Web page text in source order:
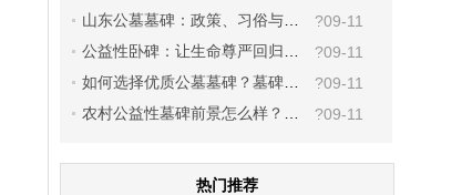
?09-11
山东公墓墓碑：政策、习俗与产业协同发展
?09-11
公益性卧碑：让生命尊严回归质朴
?09-11
如何选择优质公墓墓碑？墓碑网为您提供一站式解决方案
?09-11
农村公益性墓碑前景怎么样？看政策对农村公墓的态度就知道了。
热门推荐